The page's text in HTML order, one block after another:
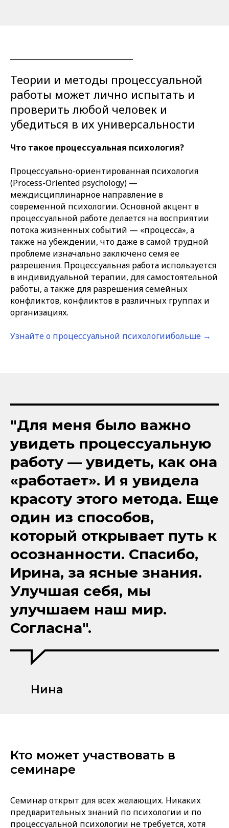
Теории и методы процессуальной
работы может лично испытать и
проверить любой человек и
убедиться в их универсальности
Что такое процессуальная психология?
Процессуально-ориентированная психология
(Process-Oriented psychology) —
междисциплинарное направление в
современной психологии. Основной акцент в
процессуальной работе делается на восприятии
потока жизненных событий — «процесса», а
также на убеждении, что даже в самой трудной
проблеме изначально заключено семя ее
разрешения. Процессуальная работа используется
в индивидуальной терапии, для самостоятельной
работы, а также для разрешения семейных
конфликтов, конфликтов в различных группах и
организациях.
Узнайте о процессуальной психологиибольше →
"Для меня было важно
увидеть процессуальную
работу — увидеть, как она
«работает». И я увидела
красоту этого метода. Еще
один из способов,
который открывает путь к
осознанности. Спасибо,
Ирина, за ясные знания.
Улучшая себя, мы
улучшаем наш мир.
Согласна".
Нина
Кто может участвовать в
семинаре
Семинар открыт для всех желающих. Никаких
предварительных знаний по психологии и по
процессуальной психологии не требуется, хотя